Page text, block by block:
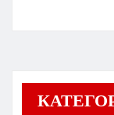
29.07.2026.